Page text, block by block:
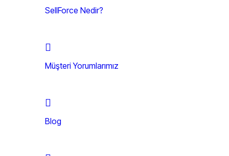
SellForce Nedir?
Müşteri Yorumlarımız
Blog